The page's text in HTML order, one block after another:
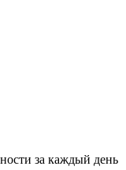
за каждый день